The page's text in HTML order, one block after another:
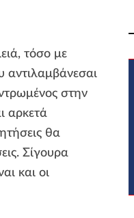
τόσο με
αντιλαμβάνεσαι
στην
αρκετά
θα
Σίγουρα
και οι